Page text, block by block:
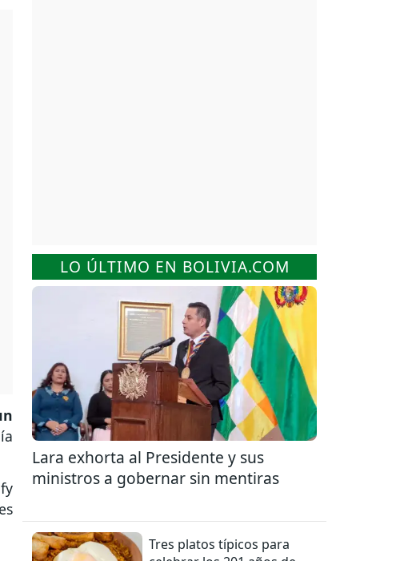
LO ÚLTIMO EN BOLIVIA.COM
Lara exhorta al Presidente y sus
ministros a gobernar sin mentiras
Tres platos típicos para